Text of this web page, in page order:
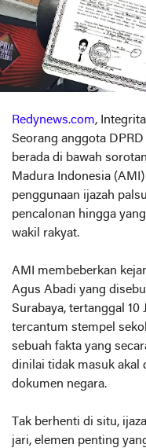
Redynews.com,
Seorang anggota
berada di bawah
Madura Indonesia
penggunaan ijazah
pencalonan hingga
wakil rakyat.
AMI membeberkan
Agus Abadi yang
Surabaya, tertanggal 10
tercantum stempel
sebuah fakta yang
dinilai tidak masuk akal
dokumen negara.
Tak berhenti di situ,
jari, elemen penting